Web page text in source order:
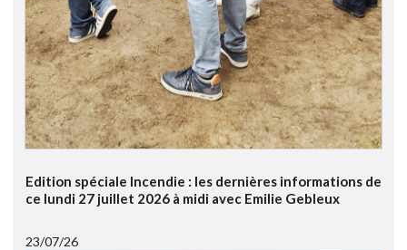
Edition spéciale Incendie : les dernières informations de
ce lundi 27 juillet 2026 à midi avec Emilie Gebleux
23/07/26